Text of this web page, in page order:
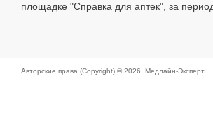
площадке "Справка для аптек", за
Авторские права (Copyright) © 2026, Медлайн-Эксперт